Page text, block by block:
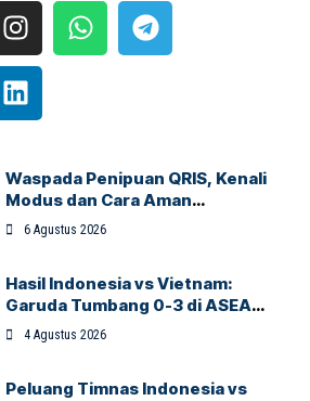
Waspada Penipuan QRIS, Kenali
Modus dan Cara Aman
Bertransaksi
6 Agustus 2026
Hasil Indonesia vs Vietnam:
Garuda Tumbang 0-3 di ASEAN
Hyundai Cup 2026
4 Agustus 2026
Peluang Timnas Indonesia vs